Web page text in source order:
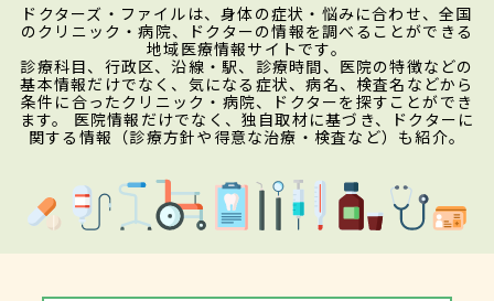
ドクターズ・ファイルは、身体の症状・悩みに合わせ、全国
のクリニック・病院、ドクターの情報を調べることができる
地域医療情報サイトです。
診療科目、行政区、沿線・駅、診療時間、医院の特徴などの
基本情報だけでなく、気になる症状、病名、検査名などから
条件に合ったクリニック・病院、ドクターを探すことができ
ます。 医院情報だけでなく、独自取材に基づき、ドクターに
関する情報（診療方針や得意な治療・検査など）も紹介。